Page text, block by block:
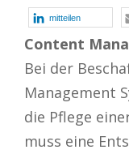
mitteilen
Content
Bei der
Management
die Pflege
muss eine